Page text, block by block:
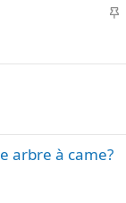
rI
o
arbre à came?